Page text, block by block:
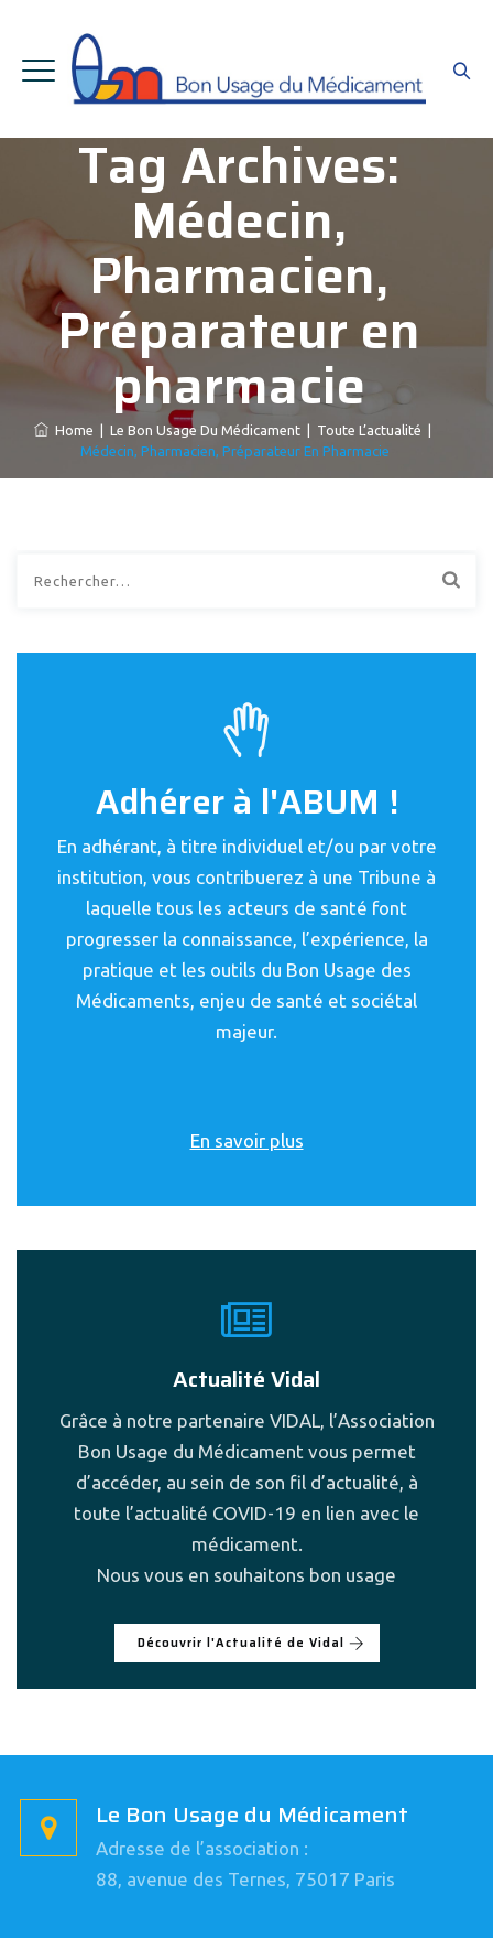
Tag Archives:
Médecin,
Pharmacien,
Préparateur en
pharmacie
Home Le Bon Usage Du Médicament Toute L’actualité
Médecin, Pharmacien, Préparateur En Pharmacie
Adhérer à l'ABUM !
En adhérant, à titre individuel et/ou par votre
institution, vous contribuerez à une Tribune à
laquelle tous les acteurs de santé font
progresser la connaissance, l’expérience, la
pratique et les outils du Bon Usage des
Médicaments, enjeu de santé et sociétal
majeur.
En savoir plus
Actualité Vidal
Grâce à notre partenaire VIDAL, l’Association
Bon Usage du Médicament vous permet
d’accéder, au sein de son fil d’actualité, à
toute l’actualité COVID-19 en lien avec le
médicament.
Nous vous en souhaitons bon usage
Découvrir l'Actualité de Vidal
Le Bon Usage du Médicament
Adresse de l’association :
88, avenue des Ternes, 75017 Paris